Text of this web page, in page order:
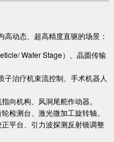
高动态、超高精度直驱的场景：
Wafer Stage）、晶圆传输
子治疗机束流控制、手术机器人
向机构、风洞尾舵作动器。
检测台、激光微加工旋转轴。
平台、引力波探测反射镜调整